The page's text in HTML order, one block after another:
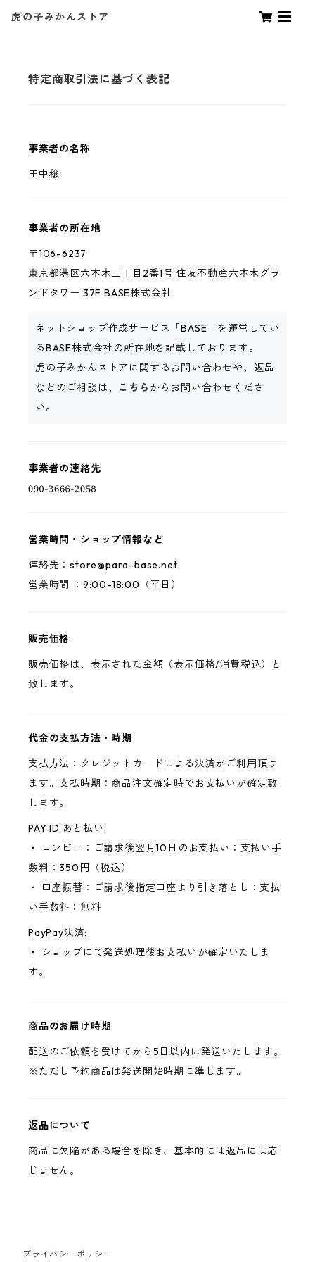
虎の子みかんストア
特定商取引法に基づく表記
事業者の名称
田中穣
事業者の所在地
〒106-6237
東京都港区六本木三丁目2番1号 住友不動産六本木グラ
ンドタワー 37F BASE株式会社
ネットショップ作成サービス「BASE」を運営してい
るBASE株式会社の所在地を記載しております。
虎の子みかんストアに関するお問い合わせや、返品
などのご相談は、 こちら からお問い合わせくださ
い。
事業者の連絡先
営業時間・ショップ情報など
連絡先：store@para-base.net
営業時間 ：9:00-18:00（平日）
販売価格
販売価格は、表示された金額（表示価格/消費税込）と
致します。
代金の支払方法・時期
支払方法：クレジットカードによる決済がご利用頂け
ます。支払時期：商品注文確定時でお支払いが確定致
します。
PAY ID あと払い:
・ コンビニ：ご請求後翌月10日のお支払い：支払い手
数料：350円（税込）
・ 口座振替：ご請求後指定口座より引き落とし：支払
い手数料：無料
PayPay決済:
・ ショップにて発送処理後お支払いが確定いたしま
す。
商品のお届け時期
配送のご依頼を受けてから5日以内に発送いたします。
※ただし予約商品は発送開始時期に準じます。
返品について
商品に欠陥がある場合を除き、基本的には返品には応
じません。
プライバシーポリシー